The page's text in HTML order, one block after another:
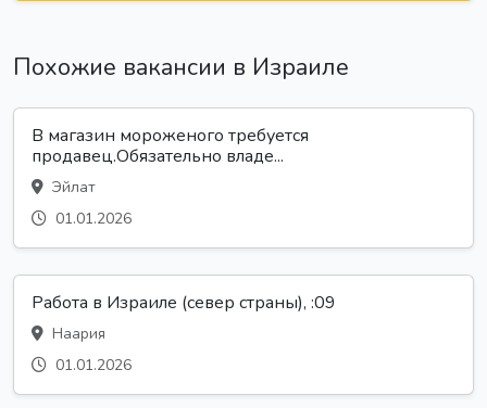
Похожие вакансии в Израиле
В магазин мороженого требуется
продавец.Обязательно владе...
Эйлат
01.01.2026
Работа в Израиле (север страны), :09
Наария
01.01.2026